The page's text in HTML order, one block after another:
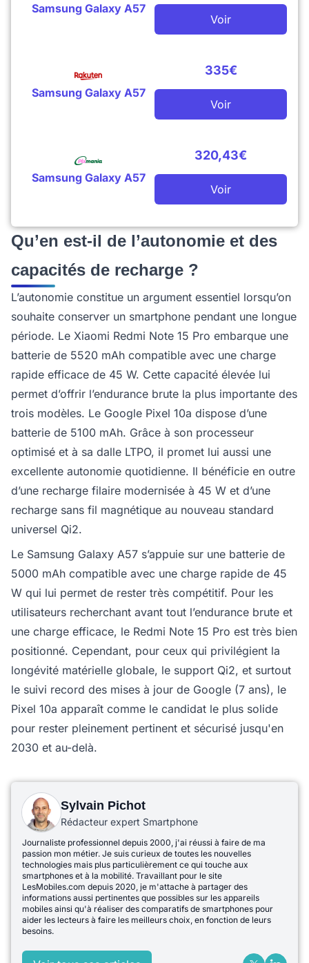
Samsung Galaxy A57
Voir
Samsung Galaxy A57
335€
Voir
Samsung Galaxy A57
320,43€
Voir
Qu’en est-il de l’autonomie et des
capacités de recharge ?
L’autonomie constitue un argument essentiel lorsqu’on
souhaite conserver un smartphone pendant une longue
période. Le Xiaomi Redmi Note 15 Pro embarque une
batterie de 5520 mAh compatible avec une charge
rapide efficace de 45 W. Cette capacité élevée lui
permet d’offrir l’endurance brute la plus importante des
trois modèles. Le Google Pixel 10a dispose d’une
batterie de 5100 mAh. Grâce à son processeur
optimisé et à sa dalle LTPO, il promet lui aussi une
excellente autonomie quotidienne. Il bénéficie en outre
d’une recharge filaire modernisée à 45 W et d’une
recharge sans fil magnétique au nouveau standard
universel Qi2.
Le Samsung Galaxy A57 s’appuie sur une batterie de
5000 mAh compatible avec une charge rapide de 45
W qui lui permet de rester très compétitif. Pour les
utilisateurs recherchant avant tout l’endurance brute et
une charge efficace, le Redmi Note 15 Pro est très bien
positionné. Cependant, pour ceux qui privilégient la
longévité matérielle globale, le support Qi2, et surtout
le suivi record des mises à jour de Google (7 ans), le
Pixel 10a apparaît comme le candidat le plus solide
pour rester pleinement pertinent et sécurisé jusqu'en
2030 et au-delà.
Sylvain Pichot
Rédacteur expert Smartphone
Journaliste professionnel depuis 2000, j'ai réussi à faire de ma
passion mon métier. Je suis curieux de toutes les nouvelles
technologies mais plus particulièrement ce qui touche aux
smartphones et à la mobilité. Travaillant pour le site
LesMobiles.com depuis 2020, je m'attache à partager des
informations aussi pertinentes que possibles sur les appareils
mobiles ainsi qu'à réaliser des comparatifs de smartphones pour
aider les lecteurs à faire les meilleurs choix, en fonction de leurs
besoins.